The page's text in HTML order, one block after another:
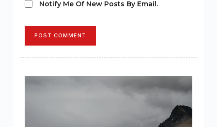
Notify Me Of New Posts By Email.
POST COMMENT